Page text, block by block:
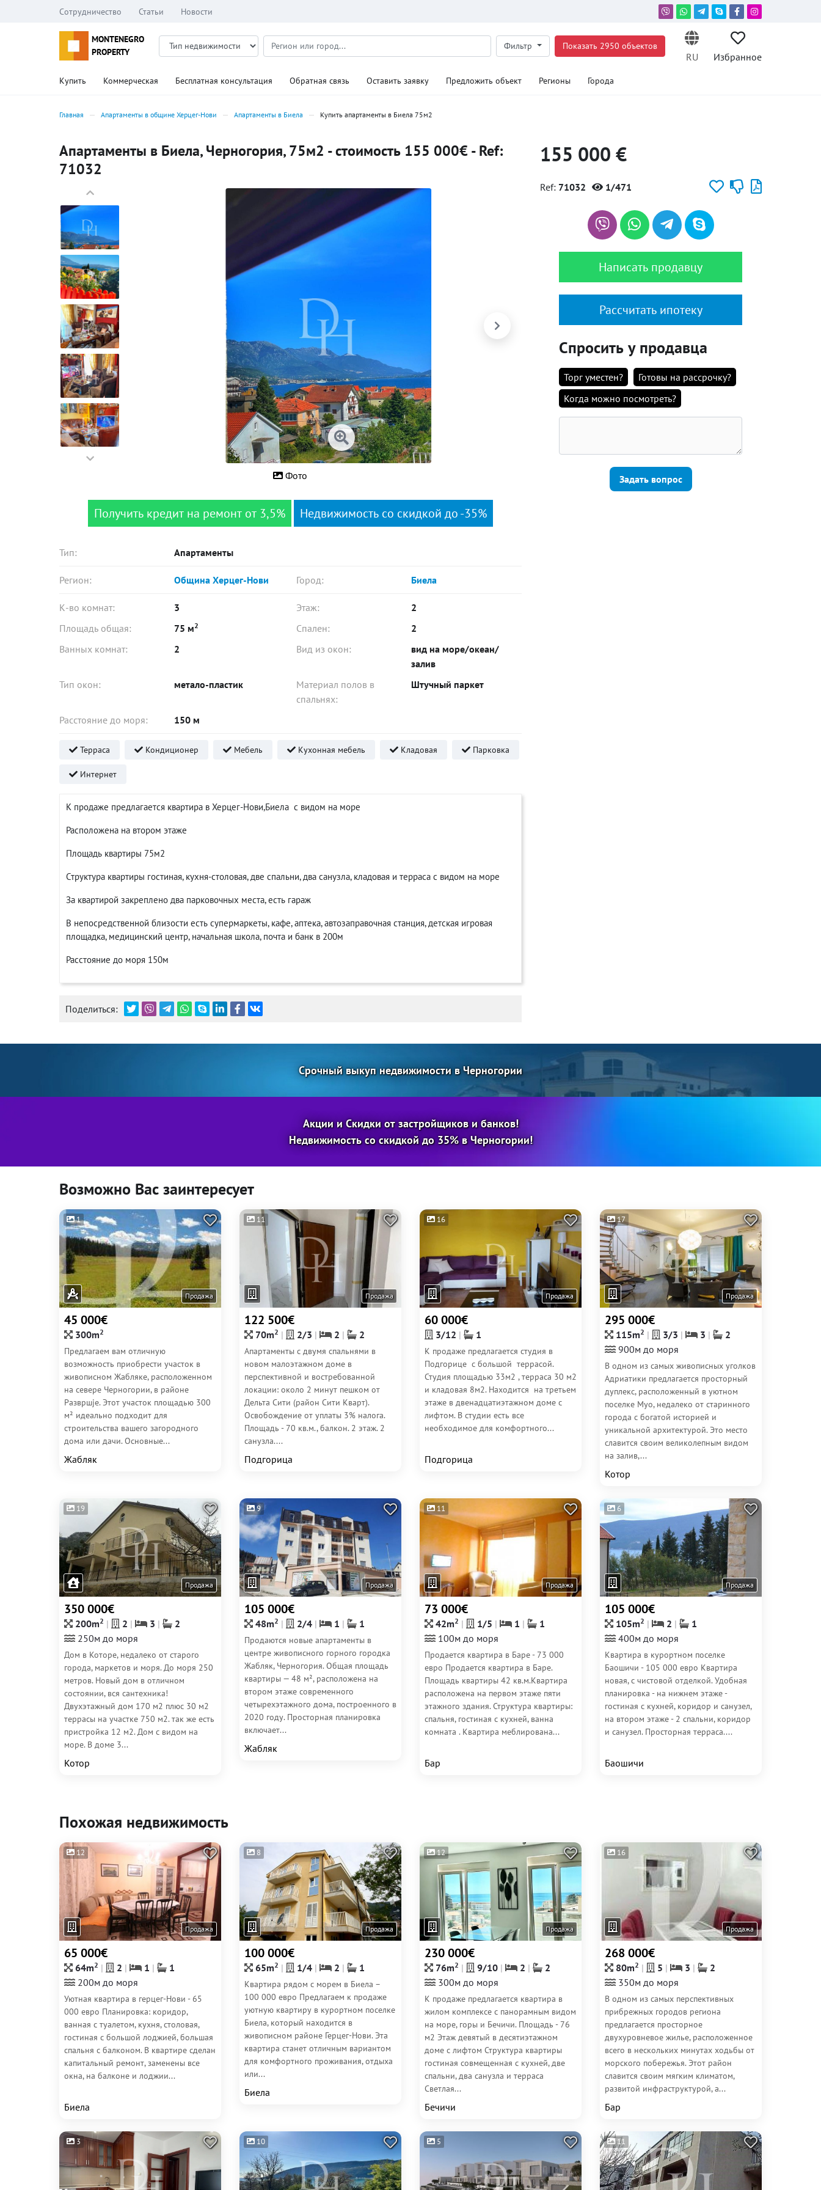
Сотрудничество Статьи Новости
MONTENEGRO
PROPERTY
Фильтр Показать 2950 объектов
RU Избранное
Купить Коммерческая Бесплатная консультация Обратная связь Оставить заявку Предложить объект Регионы Города
Главная Апартаменты в общине Херцег-Нови Апартаменты в Биела Купить апартаменты в Биела 75м2
Апартаменты в Биела, Черногория, 75м2 - стоимость 155 000€ - Ref:
71032
Фото
Получить кредит на ремонт от 3,5% Недвижимость со скидкой до -35%
Тип: Апартаменты
Регион: Община Херцег-Нови Город: Биела
К-во комнат: 3 Этаж:
2
Площадь общая:
75 м2 Спален:
2
Ванных комнат:
2 Вид из окон:
вид на море/океан/
залив
Тип окон:
метало-пластик
Материал полов в
спальнях:
Штучный паркет
Расстояние до моря: 150 м
Терраса Кондиционер Мебель Кухонная мебель Кладовая Парковка
Интернет
К продаже предлагается квартира в Херцег-Нови,Биела с видом на море
Расположена на втором этаже
Площадь квартиры 75м2
Структура квартиры гостиная, кухня-столовая, две спальни, два санузла, кладовая и терраса с видом на море
За квартирой закреплено два парковочных места, есть гараж
В непосредственной близости есть супермаркеты, кафе, аптека, автозаправочная станция, детская игровая
площадка, медицинский центр, начальная школа, почта и банк в 200м
Расстояние до моря 150м
Поделиться:
155 000 €
Ref: 71032 1/471
Написать продавцу
Рассчитать ипотеку
Спросить у продавца
Торг уместен?
Готовы на рассрочку?
Когда можно посмотреть?
Задать вопрос
Срочный выкуп недвижимости в Черногории
Акции и Скидки от застройщиков и банков!
Недвижимость со скидкой до 35% в Черногории!
Возможно Вас заинтересует
1
Продажа
45 000€
300m2
Предлагаем вам отличную
возможность приобрести участок в
живописном Жабляке, расположенном
на севере Черногории, в районе
Развршје. Этот участок площадью 300
м² идеально подходит для
строительства вашего загородного
дома или дачи. Основные...
Жабляк
11
Продажа
122 500€
70m2 2/3 2 2
Апартаменты с двумя спальнями в
новом малоэтажном доме в
перспективной и востребованной
локации: около 2 минут пешком от
Дельта Сити (район Сити Кварт).
Освобождение от уплаты 3% налога.
Площадь - 70 кв.м., балкон. 2 этаж. 2
санузла....
Подгорица
16
Продажа
60 000€
3/12 1
К продаже предлагается студия в
Подгорице с большой террасой.
Студия площадью 33м2 , терраса 30 м2
и кладовая 8м2. Находится на третьем
этаже в двенадцатиэтажном доме с
лифтом. В студии есть все
необходимое для комфортного...
Подгорица
17
Продажа
295 000€
115m2 3/3 3
2
900м до моря
В одном из самых живописных уголков
Адриатики предлагается просторный
дуплекс, расположенный в уютном
поселке Муо, недалеко от старинного
города с богатой историей и
уникальной архитектурой. Это место
славится своим великолепным видом
на залив,...
Котор
19
Продажа
350 000€
200m2 2 3
2
250м до моря
Дом в Которе, недалеко от старого
города, маркетов и моря. До моря 250
метров. Новый дом в отличном
состоянии, вся сантехника!
Двухэтажный дом 170 м2 плюс 30 м2
террасы на участке 750 м2. так же есть
пристройка 12 м2. Дом с видом на
море. В доме 3...
Котор
9
Продажа
105 000€
48m2 2/4 1 1
Продаются новые апартаменты в
центре живописного горного городка
Жабляк, Черногория. Общая площадь
квартиры — 48 м², расположена на
втором этаже современного
четырехэтажного дома, построенного в
2020 году. Просторная планировка
включает...
Жабляк
11
Продажа
73 000€
42m2 1/5 1
1
100м до моря
Продается квартира в Баре - 73 000
евро Продается квартира в Баре.
Площадь квартиры 42 кв.м.Квартира
расположена на первом этаже пяти
этажного здания. Структура квартиры:
спальня, гостиная с кухней, ванна
комната . Квартира меблирована...
Бар
6
Продажа
105 000€
105m2 2
1
400м до моря
Квартира в курортном поселке
Баошичи - 105 000 евро Квартира
новая, с чистовой отделкой. Удобная
планировка - на нижнем этаже -
гостиная с кухней, коридор и санузел,
на втором этаже - 2 спальни, коридор
и санузел. Просторная терраса....
Баошичи
Похожая недвижимость
12
Продажа
65 000€
64m2 2 1
1
200м до моря
Уютная квартира в герцег-Нови - 65
000 евро Планировка: коридор,
ванная с туалетом, кухня, столовая,
гостиная с большой лоджией, большая
спальня с балконом. В квартире сделан
капитальный ремонт, заменены все
окна, на балконе и лоджии...
Биела
8
Продажа
100 000€
65m2 1/4 2 1
Квартира рядом с морем в Биела –
100 000 евро Предлагаем к продаже
уютную квартиру в курортном поселке
Биела, который находится в
живописном районе Герцег-Нови. Эта
квартира станет отличным вариантом
для комфортного проживания, отдыха
или...
Биела
12
Продажа
230 000€
76m2 9/10 2
2
300м до моря
К продаже предлагается квартира в
жилом комплексе с панорамным видом
на море, горы и Бечичи. Площадь - 76
м2 Этаж девятый в десятиэтажном
доме с лифтом Структура квартиры
гостиная совмещенная с кухней, две
спальни, два санузла и терраса
Светлая...
Бечичи
16
Продажа
268 000€
80m2 5 3
2
350м до моря
В одном из самых перспективных
прибрежных городов региона
предлагается просторное
двухуровневое жилье, расположенное
всего в нескольких минутах ходьбы от
морского побережья. Этот район
славится своим мягким климатом,
развитой инфраструктурой, а...
Бар
3 10 5 11